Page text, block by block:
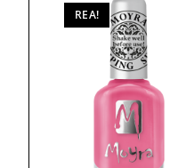
REA!